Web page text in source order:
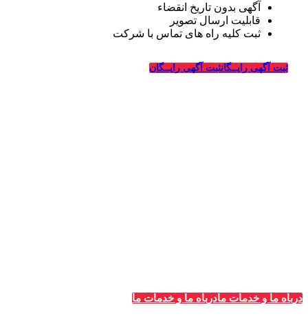
آگهی بدون تاریخ انقضاء
قابلیت ارسال تصویر
ثبت کلیه راه های تماس با شرکت
ثبت آگهی رایــگانثبت آگهی رایــگان
درباه ما و خدمات مادرباه ما و خدمات ما